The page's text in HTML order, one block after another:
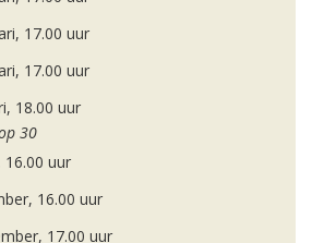
17.00 uur
17.00 uur
18.00 uur
30
uur
16.00 uur
17.00 uur